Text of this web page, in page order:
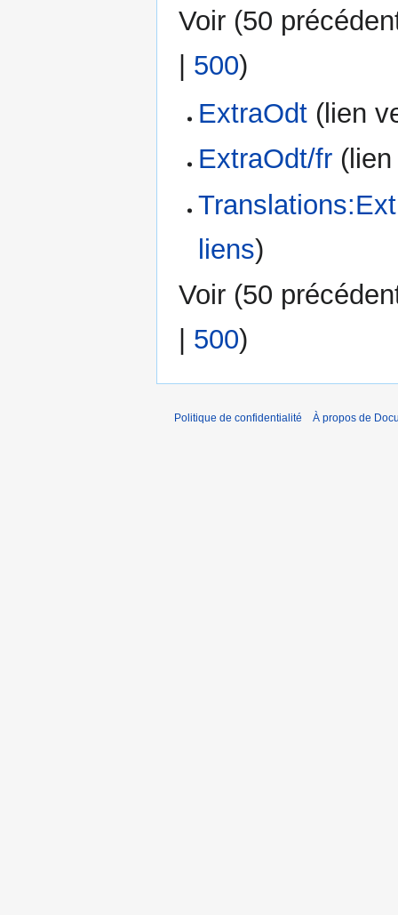
Voir (50
| 500)
ExtraOdt (lien
ExtraOdt/fr
liens)
Voir (50
500)
Politique de confidentialité À propos de